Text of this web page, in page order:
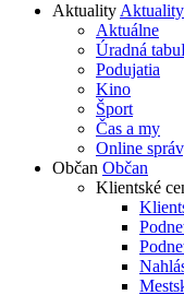
Aktuality Aktuality
Aktuálne
Úradná
Podujatia
Kino
Šport
Čas a my
Online
Občan Občan
Klientské